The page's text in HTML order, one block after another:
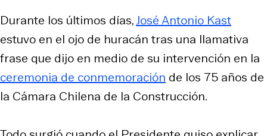
Durante los últimos días,José Antonio Kast
estuvo en el ojo de huracán tras una llamativa
frase que dijo en medio de su intervención en la
ceremonia de conmemoración de los 75 años de
la Cámara Chilena de la Construcción.